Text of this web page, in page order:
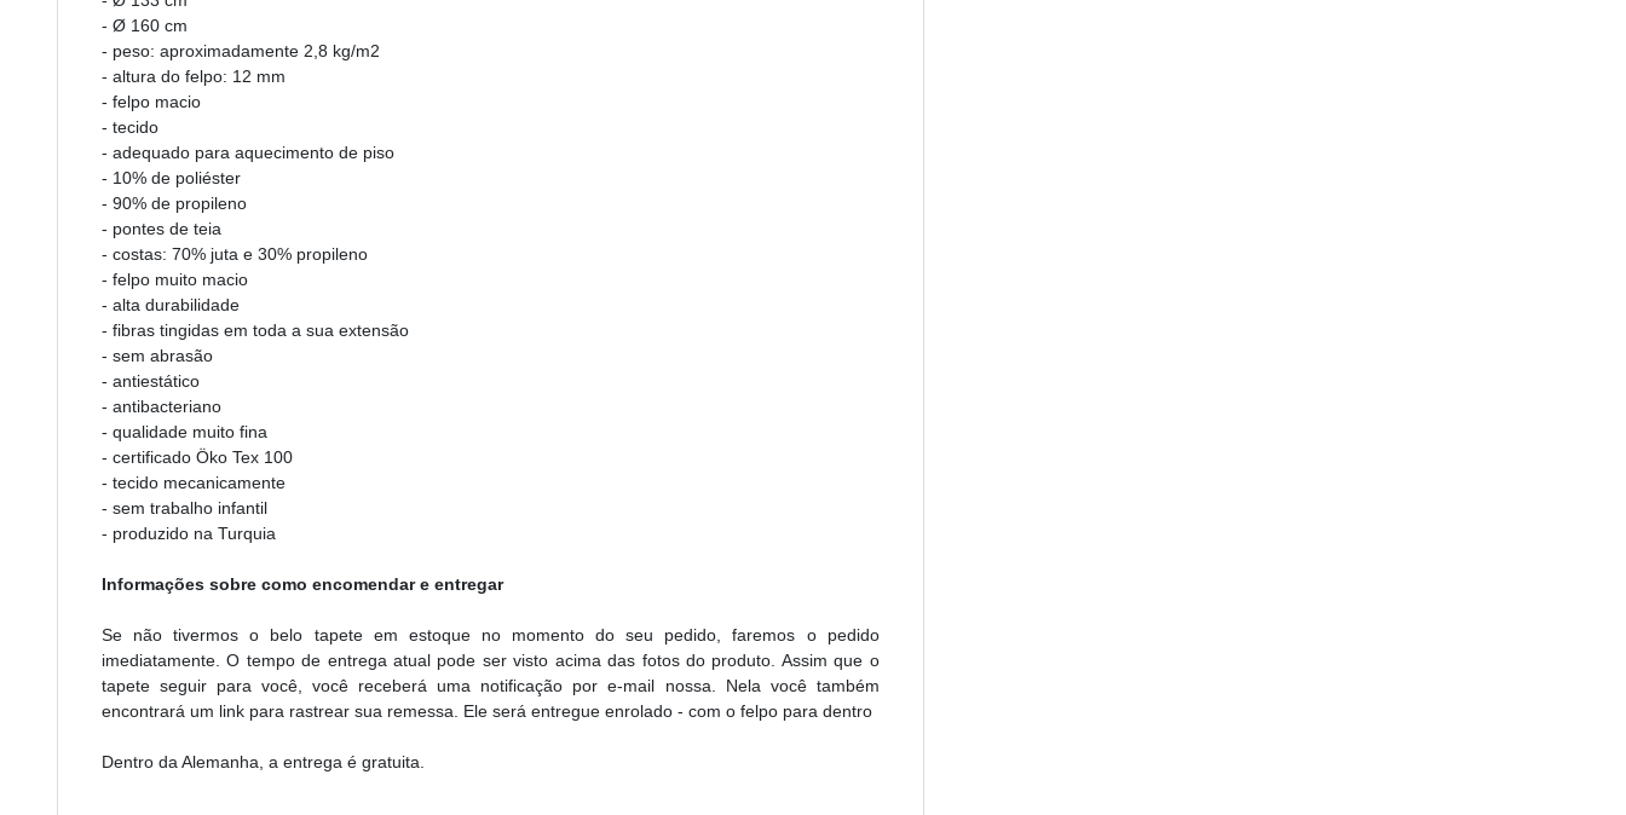
- Ø 160 cm
- peso: aproximadamente 2,8 kg/m2
- altura do felpo: 12 mm
- felpo macio
- tecido
- adequado para aquecimento de piso
- 10% de poliéster
- 90% de propileno
- pontes de teia
- costas: 70% juta e 30% propileno
- felpo muito macio
- alta durabilidade
- fibras tingidas em toda a sua extensão
- sem abrasão
- antiestático
- antibacteriano
- qualidade muito fina
- certificado Öko Tex 100
- tecido mecanicamente
- sem trabalho infantil
- produzido na Turquia
Informações sobre como encomendar e entregar
Se não tivermos o belo tapete em estoque no momento do seu pedido, faremos o pedido
imediatamente. O tempo de entrega atual pode ser visto acima das fotos do produto. Assim que o
tapete seguir para você, você receberá uma notificação por e-mail nossa. Nela você também
encontrará um link para rastrear sua remessa. Ele será entregue enrolado - com o felpo para dentro
Dentro da Alemanha, a entrega é gratuita.